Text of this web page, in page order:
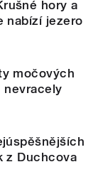
hory a
nabízí jezero
močových
z Duchcova